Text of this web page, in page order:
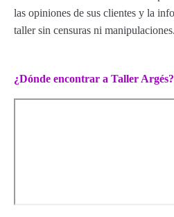
las opiniones de sus clientes y la
taller sin censuras ni manipulaciones.
¿Dónde encontrar a Taller Argés?